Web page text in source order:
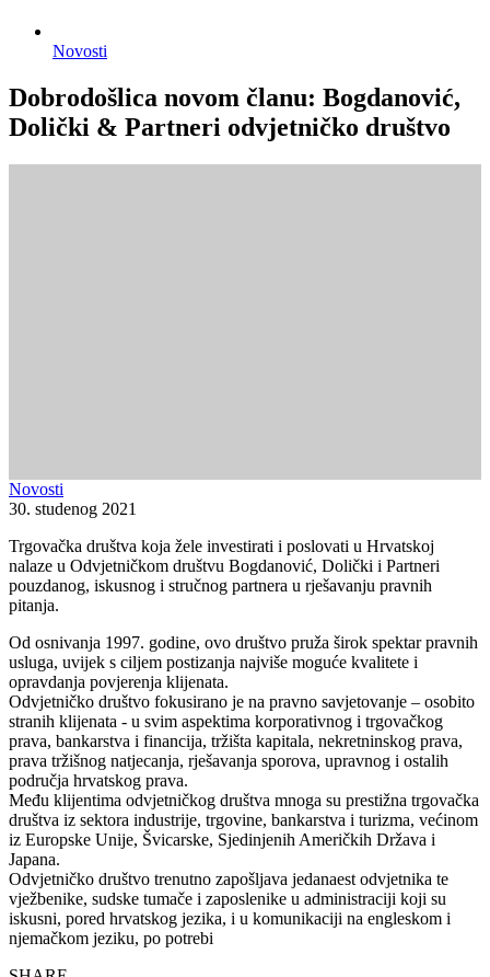
Novosti
Dobrodošlica novom članu: Bogdanović,
Dolički & Partneri odvjetničko društvo
Novosti
30. studenog 2021
Trgovačka društva koja žele investirati i poslovati u Hrvatskoj
nalaze u Odvjetničkom društvu Bogdanović, Dolički i Partneri
pouzdanog, iskusnog i stručnog partnera u rješavanju pravnih
pitanja.
Od osnivanja 1997. godine, ovo društvo pruža širok spektar pravnih
usluga, uvijek s ciljem postizanja najviše moguće kvalitete i
opravdanja povjerenja klijenata.
Odvjetničko društvo fokusirano je na pravno savjetovanje – osobito
stranih klijenata - u svim aspektima korporativnog i trgovačkog
prava, bankarstva i financija, tržišta kapitala, nekretninskog prava,
prava tržišnog natjecanja, rješavanja sporova, upravnog i ostalih
područja hrvatskog prava.
Među klijentima odvjetničkog društva mnoga su prestižna trgovačka
društva iz sektora industrije, trgovine, bankarstva i turizma, većinom
iz Europske Unije, Švicarske, Sjedinjenih Američkih Država i
Japana.
Odvjetničko društvo trenutno zapošljava jedanaest odvjetnika te
vježbenike, sudske tumače i zaposlenike u administraciji koji su
iskusni, pored hrvatskog jezika, i u komunikaciji na engleskom i
njemačkom jeziku, po potrebi